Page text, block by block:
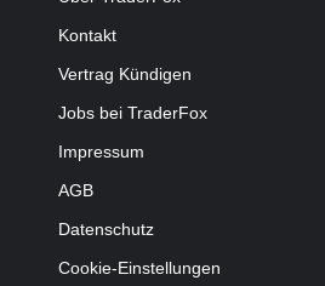
Kontakt
Vertrag Kündigen
Jobs bei TraderFox
Impressum
AGB
Datenschutz
Cookie-Einstellungen